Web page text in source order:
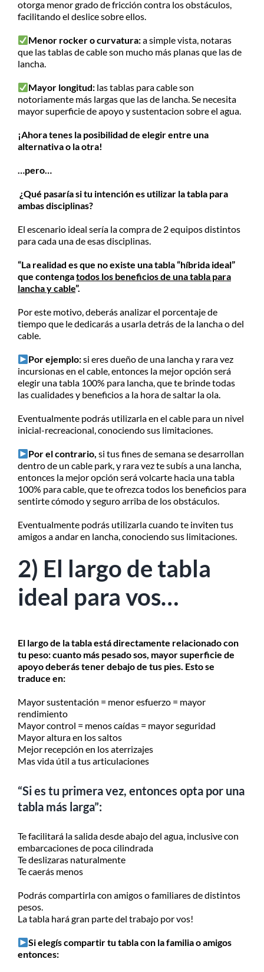
otorga menor grado de fricción contra los obstáculos,
facilitando el deslice sobre ellos.
Menor rocker o curvatura:a simple vista, notaras
que las tablas de cable son mucho más planas que las de
lancha.
Mayor longitud: las tablas para cable son
notoriamente más largas que las de lancha. Se necesita
mayor superficie de apoyo y sustentacion sobre el agua.
¡Ahora tenes la posibilidad de elegir entre una
alternativa o la otra!
…pero…
¿Qué pasaría si tu intención es utilizar la tabla para
ambas disciplinas?
El escenario ideal sería la compra de 2 equipos distintos
para cada una de esas disciplinas.
“La realidad es que no existe una tabla “híbrida ideal”
que contengatodos los beneficios de una tabla para
lancha y cable”.
Por este motivo, deberás analizar el porcentaje de
tiempo que le dedicarás a usarla detrás de la lancha o del
cable.
Por ejemplo:si eres dueño de una lancha y rara vez
incursionas en el cable, entonces la mejor opción será
elegir una tabla 100% para lancha, que te brinde todas
las cualidades y beneficios a la hora de saltar la ola.
Eventualmente podrás utilizarla en el cable para un nivel
inicial-recreacional, conociendo sus limitaciones.
Por el contrario, si tus fines de semana se desarrollan
dentro de un cable park, y rara vez te subís a una lancha,
entonces la mejor opción será volcarte hacia una tabla
100% para cable, que te ofrezca todos los beneficios para
sentirte cómodo y seguro arriba de los obstáculos.
Eventualmente podrás utilizarla cuando te inviten tus
amigos a andar en lancha, conociendo sus limitaciones.
2) El largo de tabla
ideal para vos…
El largo de la tabla está directamente relacionado con
tu peso: cuanto más pesado sos, mayor superficie de
apoyo deberás tener debajo de tus pies. Esto se
traduce en:
Mayor sustentación = menor esfuerzo = mayor
rendimiento
Mayor control = menos caídas = mayor seguridad
Mayor altura en los saltos
Mejor recepción en los aterrizajes
Mas vida útil a tus articulaciones
“Si es tu primera vez, entonces opta por una
tabla más larga”:
Te facilitará la salida desde abajo del agua, inclusive con
embarcaciones de poca cilindrada
Te deslizaras naturalmente
Te caerás menos
Podrás compartirla con amigos o familiares de distintos
pesos.
La tabla hará gran parte del trabajo por vos!
Si elegís compartir tu tabla con la familia o amigos
entonces: